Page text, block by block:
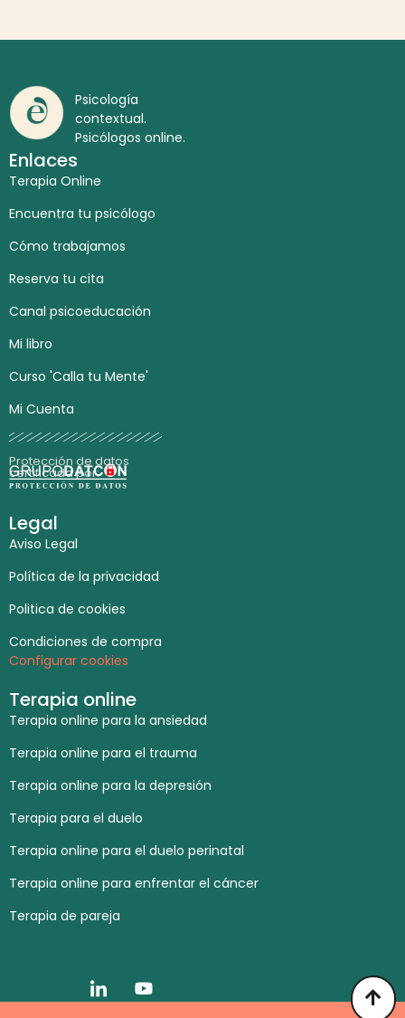
Psicología
contextual.
Psicólogos online.
Enlaces
Terapia Online
Encuentra tu psicólogo
Cómo trabajamos
Reserva tu cita
Canal psicoeducación
Mi libro
Curso 'Calla tu Mente'
Mi Cuenta
Protección de datos
certificada por:
Legal
Aviso Legal
Política de la privacidad
Politica de cookies
Condiciones de compra
Configurar cookies
Terapia online
Terapia online para la ansiedad
Terapia online para el trauma
Terapia online para la depresión
Terapia para el duelo
Terapia online para el duelo perinatal
Terapia online para enfrentar el cáncer
Terapia de pareja